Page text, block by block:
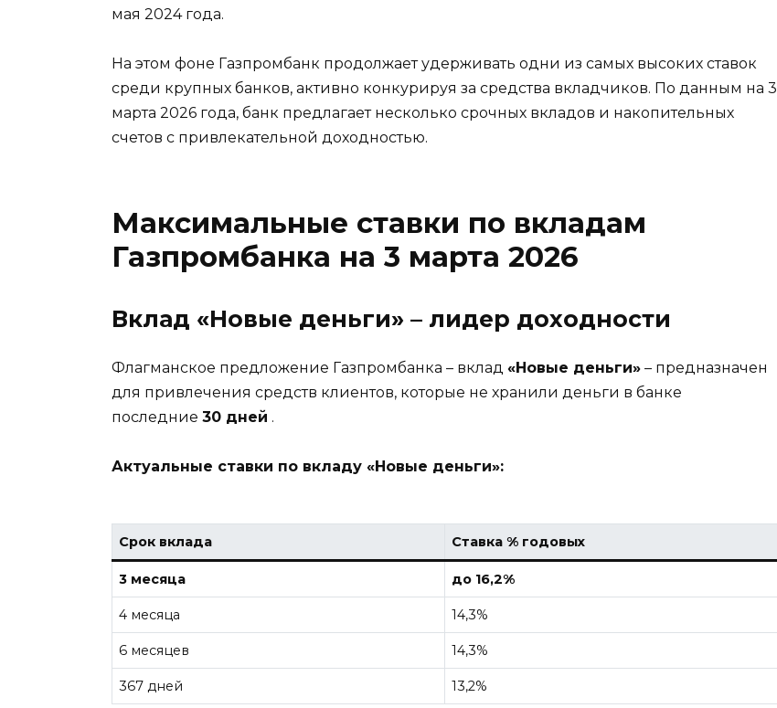
мая 2024 года.
На этом фоне Газпромбанк продолжает удерживать одни из самых высоких ставок
среди крупных банков, активно конкурируя за средства вкладчиков. По данным на 3
марта 2026 года, банк предлагает несколько срочных вкладов и накопительных
счетов с привлекательной доходностью.
Максимальные ставки по вкладам
Газпромбанка на 3 марта 2026
Вклад «Новые деньги» – лидер доходности
Флагманское предложение Газпромбанка – вклад «Новые деньги» – предназначен
для привлечения средств клиентов, которые не хранили деньги в банке
последние 30 дней .
Актуальные ставки по вкладу «Новые деньги»:
Срок вклада Ставка % годовых
3 месяца до 16,2%
4 месяца 14,3%
6 месяцев 14,3%
367 дней 13,2%